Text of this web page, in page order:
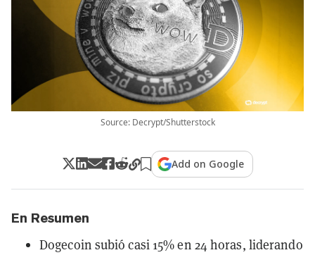
Source: Decrypt/Shutterstock
Add on Google
En Resumen
Dogecoin subió casi 15% en 24 horas, liderando